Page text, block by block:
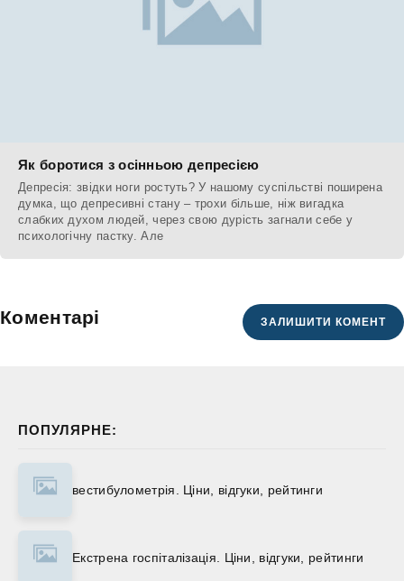
ПОПУЛЯРНЕ:
вестибулометрія. Ціни, відгуки, рейтинги
Екстрена госпіталізація. Ціни, відгуки, рейтинги
Як боротися з осінньою депресією
Депресія: звідки ноги ростуть? У нашому суспільстві поширена
думка, що депресивні стану – трохи більше, ніж вигадка
слабких духом людей, через свою дурість загнали себе у
психологічну пастку. Але
Коментарі ЗАЛИШИТИ КОМЕНТ